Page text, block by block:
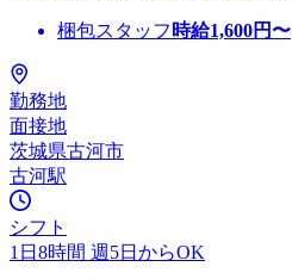
梱包スタッフ 時給1,600円〜
勤務地
面接地
茨城県古河市
古河駅
シフト
1日8時間 週5日からOK